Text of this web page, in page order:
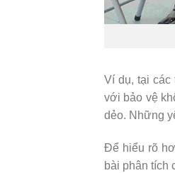
Ví dụ, tại các
với bảo vệ
dẻo. Những
Để hiểu rõ
bài phân tích